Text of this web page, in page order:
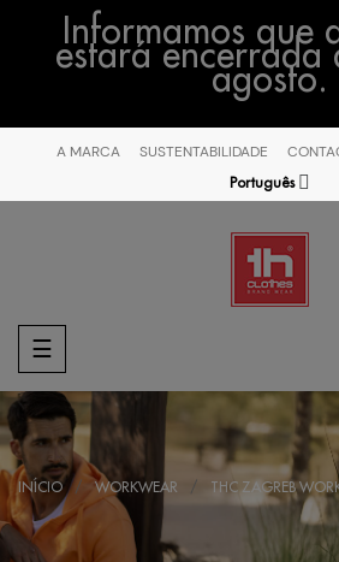
Informamos que
estará encerrada
agosto.
A MARCA SUSTENTABILIDADE
Português
Toggle
navigation
☰
INÍCIO WORKWEAR THC ZAGREB